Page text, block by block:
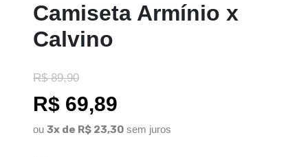
Camiseta Armínio x
Calvino
R$ 89,90
R$ 69,89
ou 3x de R$ 23,30 sem juros